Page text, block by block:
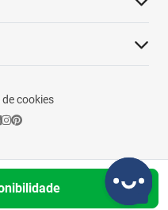
cookies